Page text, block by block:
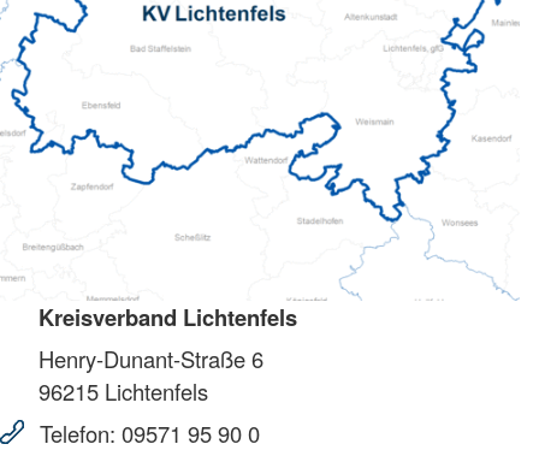
Kreisverband Lichtenfels
Henry-Dunant-Straße 6
96215 Lichtenfels
Telefon: 09571 95 90 0